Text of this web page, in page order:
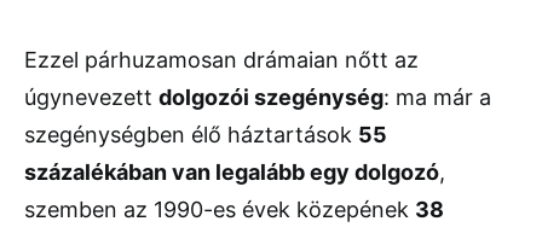
Ezzel párhuzamosan drámaian nőtt az
úgynevezett dolgozói szegénység: ma már a
szegénységben élő háztartások 55
százalékában van legalább egy dolgozó,
szemben az 1990-es évek közepének 38